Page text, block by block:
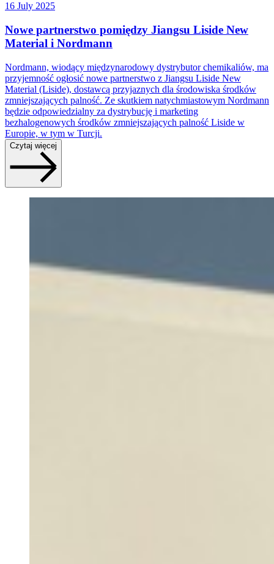
16 July 2025
Nowe partnerstwo pomiędzy Jiangsu Liside New
Material i Nordmann
Nordmann, wiodący międzynarodowy dystrybutor chemikaliów, ma
przyjemność ogłosić nowe partnerstwo z Jiangsu Liside New
Material (Liside), dostawcą przyjaznych dla środowiska środków
zmniejszających palność. Ze skutkiem natychmiastowym Nordmann
będzie odpowiedzialny za dystrybucję i marketing
bezhalogenowych środków zmniejszających palność Liside w
Europie, w tym w Turcji.
Czytaj więcej